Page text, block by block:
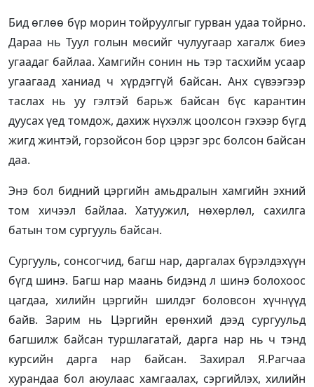
Бид өглөө бүр морин тойруулгыг гурван удаа тойрно.
Дараа нь Туул голын мөсийг чулуугаар хагалж биеэ
угаадаг байлаа. Хамгийн сонин нь тэр тасхийм усаар
угаагаад ханиад ч хүрдэггүй байсан. Анх сүвээгээр
таслах нь уу гэлтэй барьж байсан бүс карантин
дуусах үед томдож, дахиж нүхэлж цоолсон гэхээр бүгд
жигд жинтэй, горзойсон бор цэрэг эрс болсон байсан
даа.
Энэ бол бидний цэргийн амьдралын хамгийн эхний
том хичээл байлаа. Хатуужил, нөхөрлөл, сахилга
батын том сургууль байсан.
Сургууль, сонсогчид, багш нар, даргалах бүрэлдэхүүн
бүгд шинэ. Багш нар маань бидэнд л шинэ болохоос
цагдаа, хилийн цэргийн шилдэг боловсон хүчнүүд
байв. Зарим нь Цэргийн ерөнхий дээд сургуульд
багшилж байсан туршлагатай, дарга нар нь ч тэнд
курсийн дарга нар байсан. Захирал Я.Рагчаа
хурандаа бол аюулаас хамгаалах, сэргийлэх, хилийн